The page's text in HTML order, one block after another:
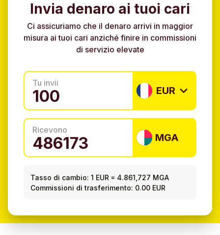
Invia denaro ai tuoi cari
Ci assicuriamo che il denaro arrivi in maggior
misura ai tuoi cari anziché finire in commissioni
di servizio elevate
Tu invii
EUR
Ricevono
MGA
Tasso di cambio: 1 EUR = 4.861,727 MGA
Commissioni di trasferimento: 0.00 EUR